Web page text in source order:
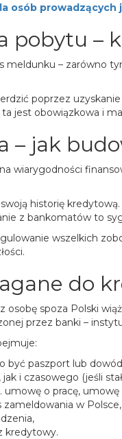
osób prowadzących
pobytu –
meldunku – zarówno
poprzez
jest obowiązkowa i
– jak
wiarygodności
historię
z bankomatów to
wszelkich
do
osobę spoza Polski
przez banki –
być paszport lub
i czasowego (jeśli
o pracę,
w Polsce,
kredytowy.